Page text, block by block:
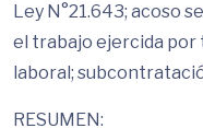
Ley N°21.643; acoso
el trabajo ejercida por
laboral;
RESUMEN: